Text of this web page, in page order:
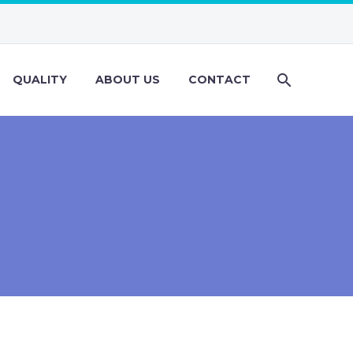
QUALITY ABOUT US CONTACT